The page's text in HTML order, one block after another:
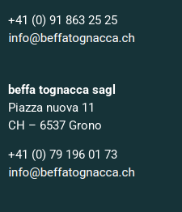
+41 (0) 91 863 25 25
beffa tognacca sagl
Piazza nuova 11
CH – 6537 Grono
+41 (0) 79 196 01 73